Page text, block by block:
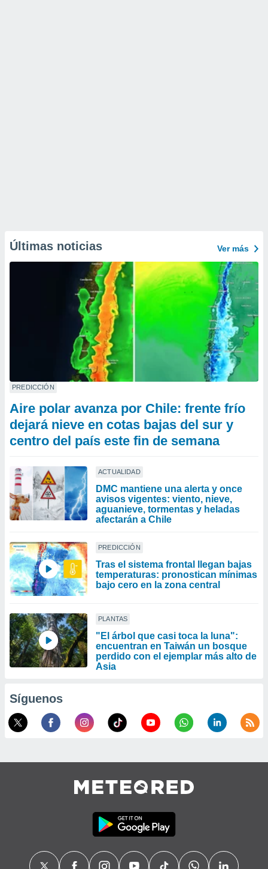
Últimas noticias Ver más
PREDICCIÓN
Aire polar avanza por Chile: frente frío
dejará nieve en cotas bajas del sur y
centro del país este fin de semana
ACTUALIDAD
DMC mantiene una alerta y once
avisos vigentes: viento, nieve,
aguanieve, tormentas y heladas
afectarán a Chile
PREDICCIÓN
Tras el sistema frontal llegan bajas
temperaturas: pronostican mínimas
bajo cero en la zona central
PLANTAS
"El árbol que casi toca la luna":
encuentran en Taiwán un bosque
perdido con el ejemplar más alto de
Asia
Síguenos